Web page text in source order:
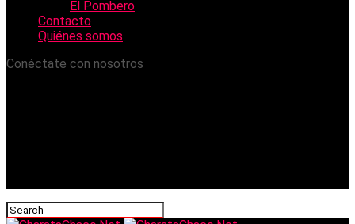
El Pombero
Contacto
Quiénes somos
Conéctate con nosotros